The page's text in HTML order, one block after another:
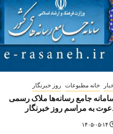
خانه مطبوعات روز خبرنگار
جامع رسانه‌ها ملاک رسمی
به مراسم روز خبرنگار